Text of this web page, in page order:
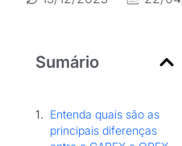
Sumário
Entenda quais são as
principais diferenças